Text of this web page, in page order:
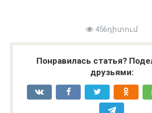
456դիտում
Понравилась статья?
друзьями: